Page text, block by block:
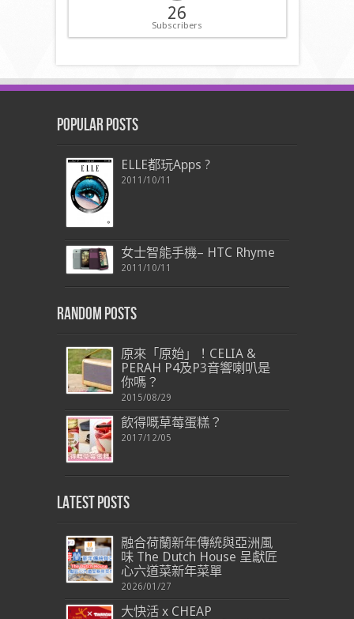
26
Subscribers
Popular Posts
ELLE都玩Apps ?
2011/10/11
女士智能手機– HTC Rhyme
2011/10/11
Random Posts
原來「原始」！CELIA &
PERAH P4及P3音響喇叭是
你嗎？
2015/08/29
飲得嘅草莓蛋糕？
2017/12/05
Latest Posts
融合荷蘭新年傳統與亞洲風
味 The Dutch House 呈獻匠
心六道菜新年菜單
2026/01/27
大快活 x CHEAP